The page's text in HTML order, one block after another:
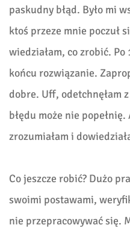
paskudny błąd. Było mi
ktoś przeze mnie poczuł
wiedziałam, co zrobić.
końcu rozwiązanie.
dobre. Uff, odetchnęłam
błędu może nie
zrozumiałam i
Co jeszcze robić? Dużo
swoimi postawami,
nie przepracowywać się.